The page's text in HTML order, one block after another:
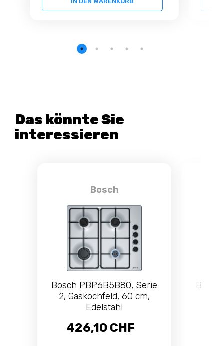
Das könnte Sie
interessieren
Bosch
Bosch PBP6B5B80, Serie
2, Gaskochfeld, 60 cm,
Edelstahl
426,10 CHF